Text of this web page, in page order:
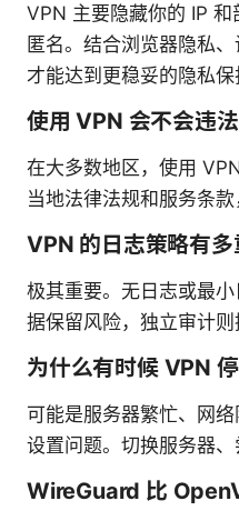
VPN 主要隐藏你的 IP
匿名。结合浏览器隐私、
才能达到更稳妥的隐私保
使用 VPN 会不会违法
在大多数地区，使用
当地法律法规和服务条款
VPN 的日志策略有多
极其重要。无日志或最
据保留风险，独立审计则
为什么有时候 VPN 停
可能是服务器繁忙、网
设置问题。切换服务器、
WireGuard 比